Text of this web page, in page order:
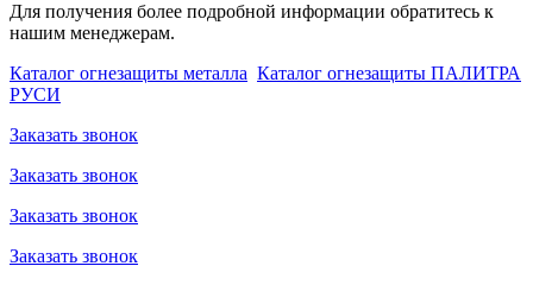
Для получения более подробной информации обратитесь к
нашим менеджерам.
Каталог огнезащиты металла Каталог огнезащиты ПАЛИТРА
РУСИ
Заказать звонок
Заказать звонок
Заказать звонок
Заказать звонок